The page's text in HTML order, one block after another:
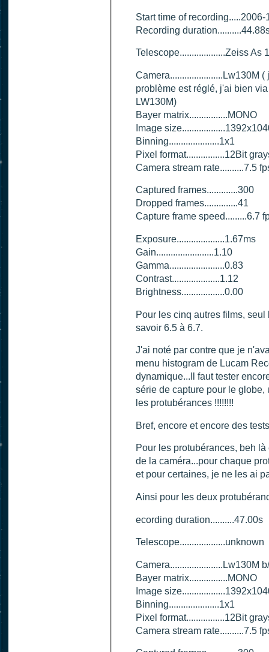
Start time of
Recording
Telescope...................Zeiss As
Camera......................Lw130M
problème est réglé, j'ai bien
LW130M)
Bayer matrix................MONO
Image
Binning.....................1x1
Pixel format................12Bit
Camera stream rate..........7.5
Captured frames.............300
Dropped frames..............41
Capture frame speed.........6.7
Exposure....................1.67ms
Gain........................1.10
Gamma.......................0.83
Contrast....................1.12
Brightness..................0.00
Pour les cinq autres films,
savoir 6.5 à 6.7.
J'ai noté par contre que je
menu histogram de Lucam
dynamique...Il faut tester
série de capture pour le
les protubérances !!!!!!!!
Bref, encore et encore des
Pour les protubérances, beh
de la caméra...pour chaque
et pour certaines, je ne les ai
Ainsi pour les deux
ecording duration..........47.00s
Telescope...................unknown
Camera......................Lw130M
Bayer matrix................MONO
Image
Binning.....................1x1
Pixel format................12Bit
Camera stream rate..........7.5